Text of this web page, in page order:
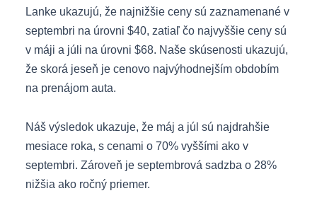
Lanke ukazujú, že najnižšie ceny sú zaznamenané v
septembri na úrovni $40, zatiaľ čo najvyššie ceny sú
v máji a júli na úrovni $68. Naše skúsenosti ukazujú,
že skorá jeseň je cenovo najvýhodnejším obdobím
na prenájom auta.
Náš výsledok ukazuje, že máj a júl sú najdrahšie
mesiace roka, s cenami o 70% vyššími ako v
septembri. Zároveň je septembrová sadzba o 28%
nižšia ako ročný priemer.